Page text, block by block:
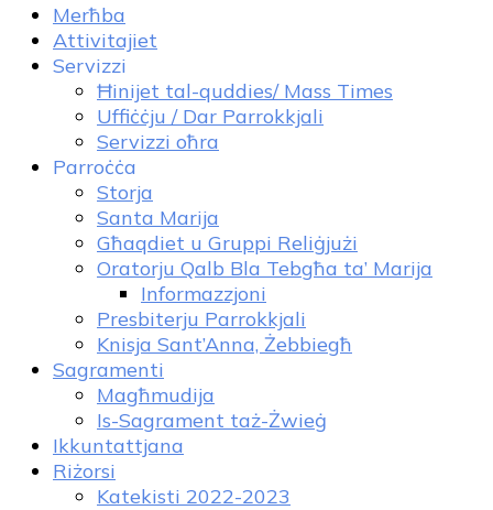
Merħba
Attivitajiet
Servizzi
Ħinijet tal-quddies/ Mass Times
Uffiċċju / Dar Parrokkjali
Servizzi oħra
Parroċċa
Storja
Santa Marija
Għaqdiet u Gruppi Reliġjużi
Oratorju Qalb Bla Tebgħa ta’ Marija
Informazzjoni
Presbiterju Parrokkjali
Knisja Sant’Anna, Żebbiegħ
Sagramenti
Magħmudija
Is-Sagrament taż-Żwieġ
Ikkuntattjana
Riżorsi
Katekisti 2022-2023